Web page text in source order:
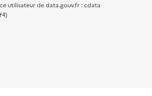
utilisateur de data.gouv.fr : cdata